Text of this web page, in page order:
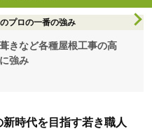
プロの一番の強み
きなど各種屋根工事の高
強み
時代を目指す若き職人